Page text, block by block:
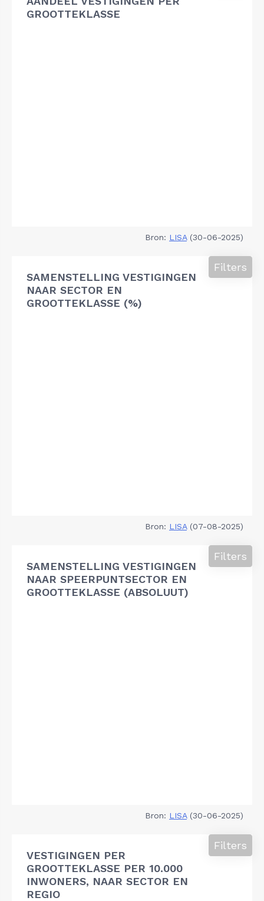
GROOTTEKLASSE
Bron: LISA(30-06-2025)
SAMENSTELLING VESTIGINGEN
NAAR SECTOR EN
GROOTTEKLASSE (%)
Filters
Bron: LISA(07-08-2025)
SAMENSTELLING VESTIGINGEN
NAAR SPEERPUNTSECTOR EN
GROOTTEKLASSE (ABSOLUUT)
Filters
Bron: LISA(30-06-2025)
VESTIGINGEN PER
GROOTTEKLASSE PER 10.000
INWONERS, NAAR SECTOR EN
REGIO
Filters